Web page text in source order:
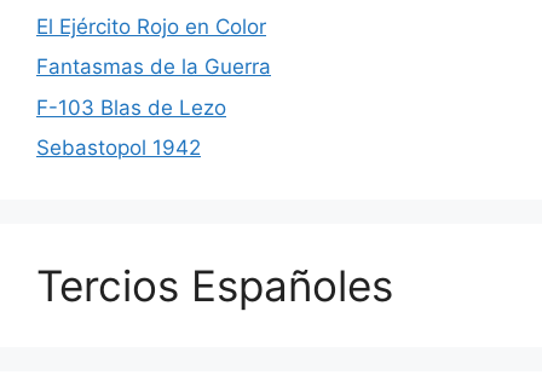
El Ejército Rojo en Color
Fantasmas de la Guerra
F-103 Blas de Lezo
Sebastopol 1942
Tercios Españoles